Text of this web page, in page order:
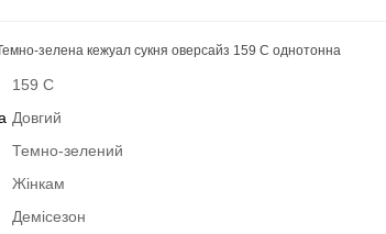
зелена кежуал сукня оверсайз 159 С однотонна
159 С
Довгий
Темно-зелений
Жінкам
Демісезон